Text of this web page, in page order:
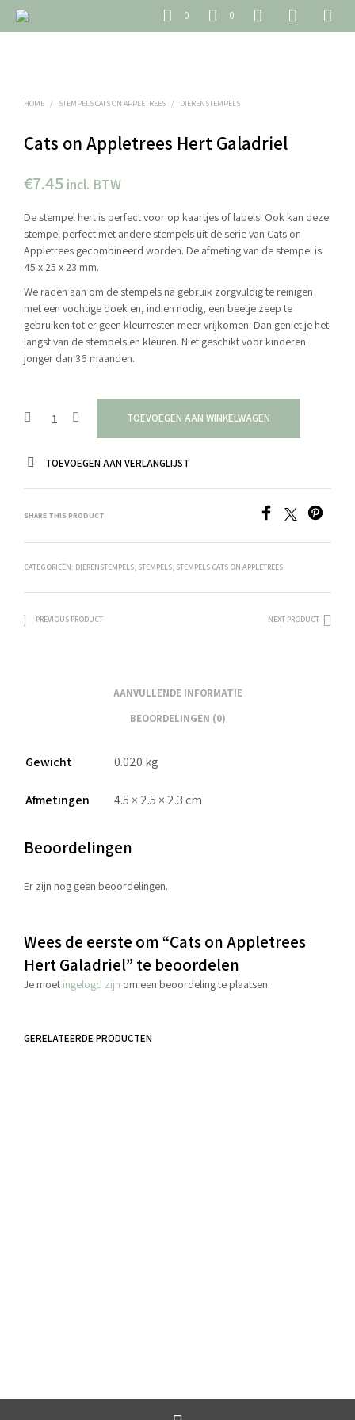
0 0
HOME / STEMPELS CATS ON APPLETREES / DIERENSTEMPELS
Cats on Appletrees Hert Galadriel
€7.45 incl. BTW
De stempel hert is perfect voor op kaartjes of labels! Ook kan deze
stempel perfect met andere stempels uit de serie van Cats on
Appletrees gecombineerd worden. De afmeting van de stempel is
45 x 25 x 23 mm.
We raden aan om de stempels na gebruik zorgvuldig te reinigen
met een vochtige doek en, indien nodig, een beetje zeep te
gebruiken tot er geen kleurresten meer vrijkomen. Dan geniet je het
langst van de stempels en kleuren. Niet geschikt voor kinderen
jonger dan 36 maanden.
TOEVOEGEN AAN WINKELWAGEN
TOEVOEGEN AAN VERLANGLIJST
SHARE THIS PRODUCT
CATEGORIEËN: DIERENSTEMPELS, STEMPELS, STEMPELS CATS ON APPLETREES
PREVIOUS PRODUCT NEXT PRODUCT
AANVULLENDE INFORMATIE
BEOORDELINGEN (0)
Gewicht 0.020 kg
Afmetingen 4.5 × 2.5 × 2.3 cm
Beoordelingen
Er zijn nog geen beoordelingen.
Wees de eerste om “Cats on Appletrees
Hert Galadriel” te beoordelen
Je moet ingelogd zijn om een beoordeling te plaatsen.
GERELATEERDE PRODUCTEN